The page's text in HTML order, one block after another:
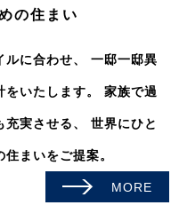
の住まい
に合わせ、 一邸一邸異
いたします。 家族で過
実させる、 世界にひと
まいをご提案。
MORE